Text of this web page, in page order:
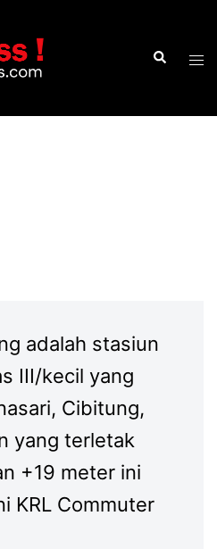
Search
adalah stasiun
III/kecil yang
Cibitung,
yang terletak
+19 meter ini
KRL Commuter